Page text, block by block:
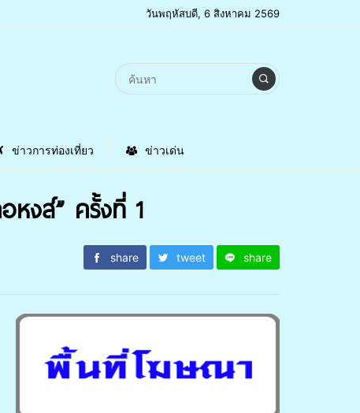
วันพฤหัสบดี, 6 สิงหาคม 2569
ข่าวการท่องเที่ยว ข่าวเด่น
หงส์” ครั้งที่ 1
share tweet share